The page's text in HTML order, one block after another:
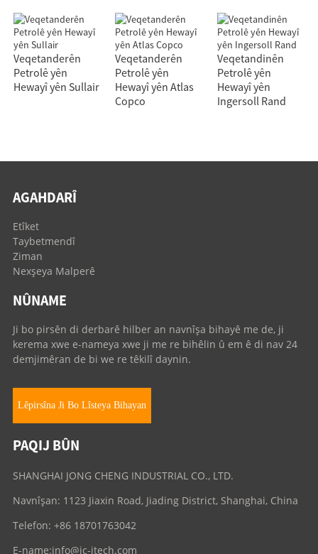
Veqetanderên
Petrolê yên
Hewayî yên Sullair
Veqetanderên
Petrolê yên
Hewayî yên Atlas
Copco
Veqetandinên
Petrolê yên
Hewayî yên
Ingersoll Rand
AGAHDARÎ
Etîket
Taybetmendî
Ziman
Nexşeya Malperê
NÛNAME
Ji bo pirsên di derbarê hilber an navnîşa bihayê me de, ji
kerema xwe e-nameya xwe ji me re bihêlin û em ê di nav 24
demjimêran de bi we re têkilî daynin.
Lêpirsîna Ji Bo Lîsteya Bihayan
PAQIJ BÛN
SHANGHAI JONG CHENG INDUSTRIAL CO., LTD.
Navnîşan: 1123 Jiaxin Road, Jiading District, Shanghai, China
Telefon: +86 18701763042
E-name:info@jc-itech.com